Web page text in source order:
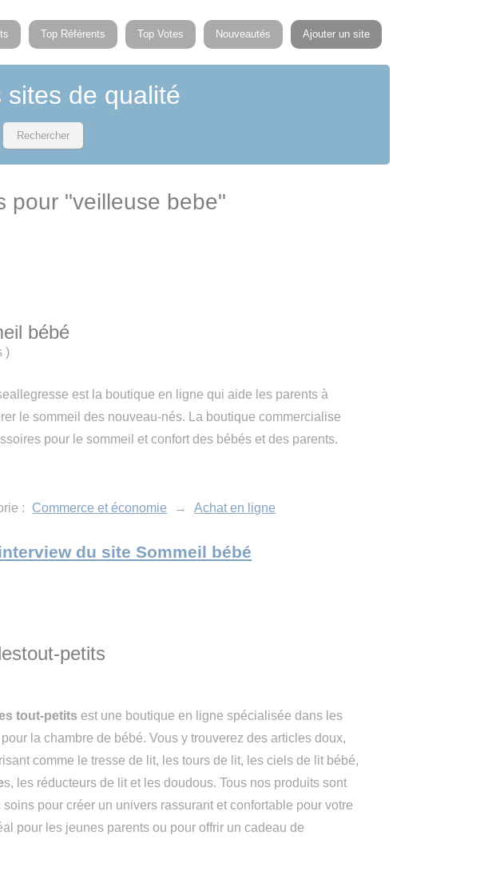
Top Référents Top Votes Nouveautés Ajouter un site
de qualité
pour "veilleuse bebe"
bébé
)
est la boutique en ligne qui aide les parents à
le sommeil des nouveau-nés. La boutique commercialise
pour le sommeil et confort des bébés et des parents.
: Commerce et économie → Achat en ligne
du site Sommeil bébé
petits
tout-petits est une boutique en ligne spécialisée dans les
la chambre de bébé. Vous y trouverez des articles doux,
comme le tresse de lit, les tours de lit, les ciels de lit bébé,
s, les réducteurs de lit et les doudous. Tous nos produits sont
pour créer un univers rassurant et confortable pour votre
pour les jeunes parents ou pour offrir un cadeau de